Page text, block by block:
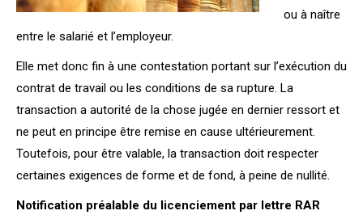
ou à naître
entre le salarié et l’employeur.
Elle met donc fin à une contestation portant sur l’exécution du
contrat de travail ou les conditions de sa rupture. La
transaction a autorité de la chose jugée en dernier ressort et
ne peut en principe être remise en cause ultérieurement.
Toutefois, pour être valable, la transaction doit respecter
certaines exigences de forme et de fond, à peine de nullité.
Notification préalable du licenciement par lettre RAR